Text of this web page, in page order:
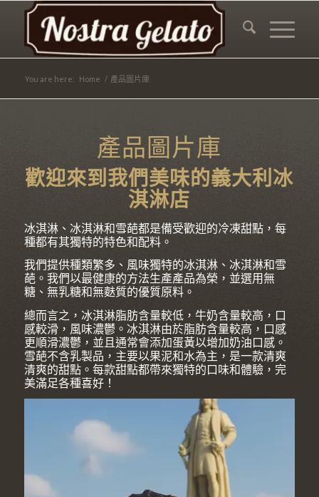
You are here: Home / 產品圖片庫
產品圖片庫
歡迎來到我們美味的義大利冰
淇淋店
冰淇淋、冰淇淋和雪葩都是備受歡迎的冷凍甜點，每
種都有其獨特的特色和配料。
我們提供種類繁多、風味獨特的冰淇淋、冰淇淋和雪
葩。我們以最健康的方法生產產品為榮，並選用無
糖、無乳糖和無麩質的優質原料。
總而言之，冰淇淋脂肪含量較低，牛奶含量較高，口
感較滑，風味濃鬱。冰淇淋由於脂肪含量較高，口感
更順滑濃鬱，並且通常會添加蛋黃以增加奶油口感。
雪葩不含乳製品，主要以果泥和水為主，是一款清爽
清爽的甜點。每款甜點都帶來獨特的口味和體驗，完
美滿足各種喜好！